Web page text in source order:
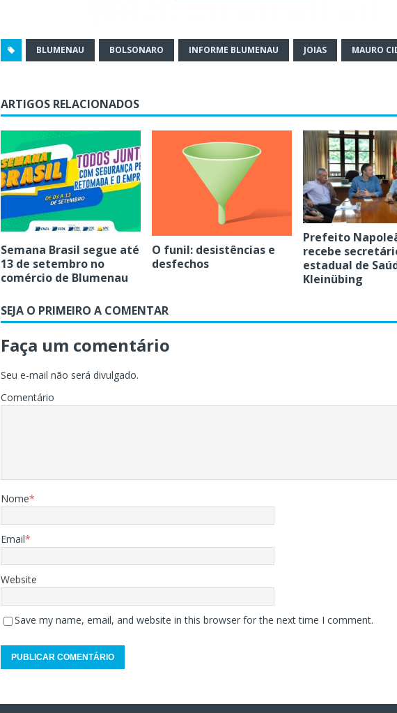
BLUMENAU BOLSONARO INFORME BLUMENAU JOIAS MAURO
ARTIGOS RELACIONADOS
Semana Brasil segue até
13 de setembro no
comércio de Blumenau
O funil: desistências e
desfechos
Prefeito
recebe
estadual de
Kleinübing
SEJA O PRIMEIRO A COMENTAR
Faça um comentário
Seu e-mail não será divulgado.
Comentário
Nome*
Email*
Website
Save my name, email, and website in this browser for the next time I comment.